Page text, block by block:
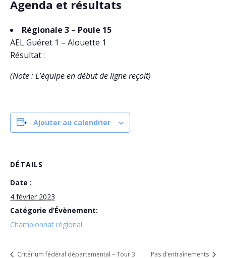
Agenda et résultats
Régionale 3 – Poule 15
AEL Guéret 1 – Alouette 1
Résultat :
(Note : L’équipe en début de ligne reçoit)
Ajouter au calendrier
DÉTAILS
Date :
4 février 2023
Catégorie d’Évènement:
Championnat régional
Critérium fédéral départemental – Tour 3 Pas d’entraînements